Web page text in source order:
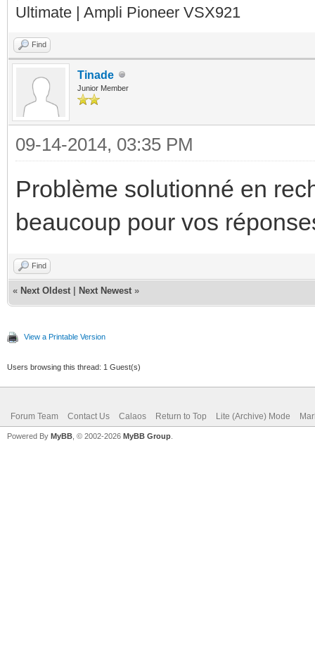
Ultimate | Ampli Pioneer VSX921
Find
Tinade
Junior Member
09-14-2014, 03:35 PM
Problème solutionné en
beaucoup pour vos
Find
« Next Oldest Next Newest »
View a Printable Version
Users browsing this thread: 1 Guest(s)
Forum Team Contact Us Calaos Return to Top Lite (Archive) Mode
Powered By MyBB , © 2002-2026 MyBB Group